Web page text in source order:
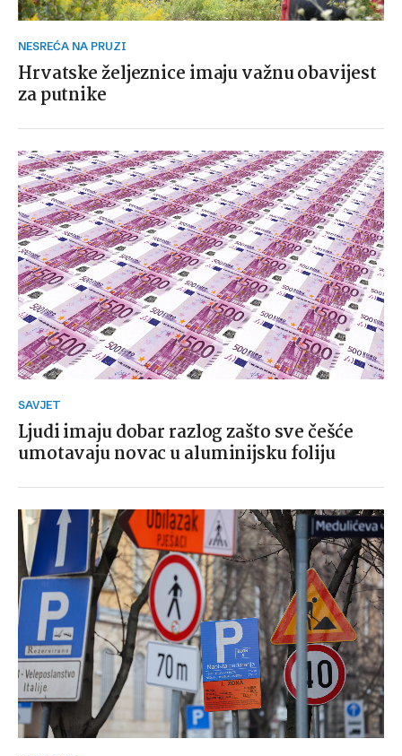
NESREĆA NA PRUZI
Hrvatske željeznice imaju važnu obavijest
za putnike
SAVJET
Ljudi imaju dobar razlog zašto sve češće
umotavaju novac u aluminijsku foliju